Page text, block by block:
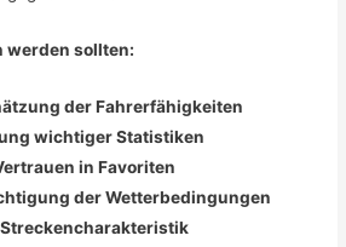
werden sollten:
der Fahrerfähigkeiten
wichtiger Statistiken
in Favoriten
der Wetterbedingungen